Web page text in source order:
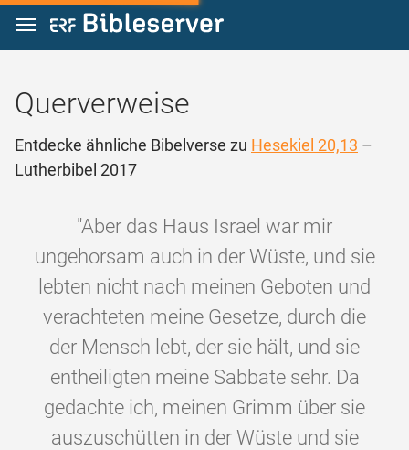
Zum Inhalt springen
Querverweise
Entdecke ähnliche Bibelverse zu Hesekiel 20,13 –
Lutherbibel 2017
"Aber das Haus Israel war mir
ungehorsam auch in der Wüste, und sie
lebten nicht nach meinen Geboten und
verachteten meine Gesetze, durch die
der Mensch lebt, der sie hält, und sie
entheiligten meine Sabbate sehr. Da
gedachte ich, meinen Grimm über sie
auszuschütten in der Wüste und sie